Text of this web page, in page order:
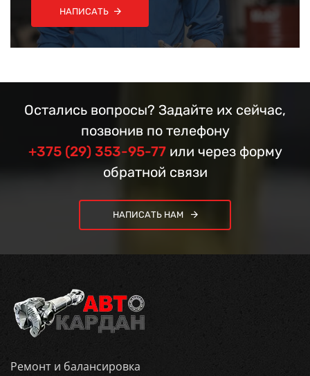
НАПИСАТЬ
Остались вопросы? Задайте их сейчас,
позвонив по телефону
+375 (29) 353-95-77или через форму
обратной связи
НАПИСАТЬ НАМ
Ремонт и балансировка